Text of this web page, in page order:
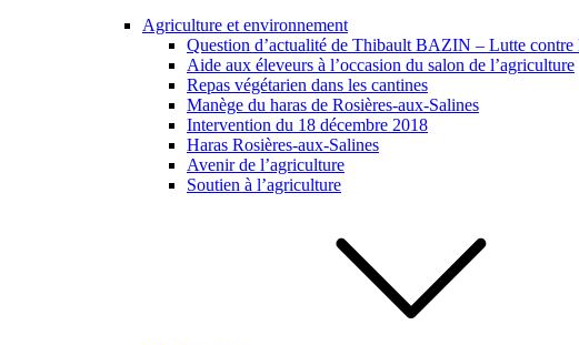
Agriculture et environnement
Question d’actualité de Thibault BAZIN – Lutte
Aide aux éleveurs à l’occasion du salon de l’agriculture
Repas végétarien dans les cantines
Manège du haras de Rosières-aux-Salines
Intervention du 18 décembre 2018
Haras Rosières-aux-Salines
Avenir de l’agriculture
Soutien à l’agriculture